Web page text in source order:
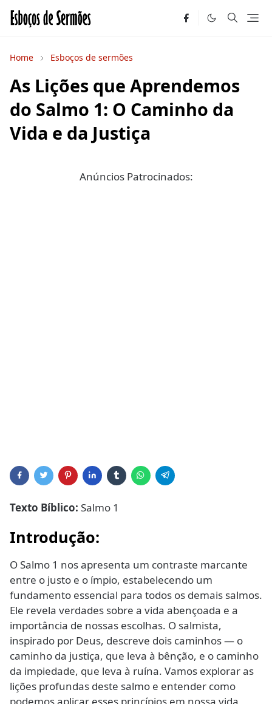
Home Esboços de sermões
As Lições que Aprendemos
do Salmo 1: O Caminho da
Vida e da Justiça
Anúncios Patrocinados:
Texto Bíblico: Salmo 1
Introdução:
O Salmo 1 nos apresenta um contraste marcante
entre o justo e o ímpio, estabelecendo um
fundamento essencial para todos os demais salmos.
Ele revela verdades sobre a vida abençoada e a
importância de nossas escolhas. O salmista,
inspirado por Deus, descreve dois caminhos — o
caminho da justiça, que leva à bênção, e o caminho
da impiedade, que leva à ruína. Vamos explorar as
lições profundas deste salmo e entender como
podemos aplicar esses princípios em nossa vida